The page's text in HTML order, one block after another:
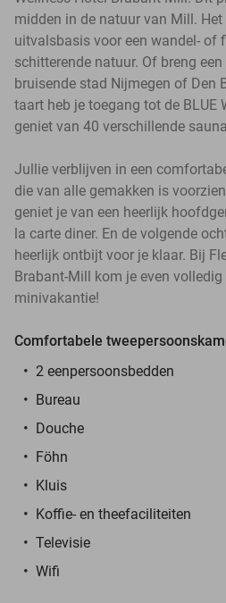
midden in de natuur van Mill.
uitvalsbasis voor een wandel- of
schitterende natuur. Of breng
bruisende stad Nijmegen of Den
taart heb je toegang tot de BLUE
geniet van 40 verschillende
Jullie verblijven in een
die van alle gemakken is
geniet je van een heerlijk
la carte diner. En de volgende
heerlijk ontbijt voor je klaar. Bij
Brabant-Mill kom je even
minivakantie!
Comfortabele
2 eenpersoonsbedden
Bureau
Douche
Föhn
Kluis
Koffie- en theefaciliteiten
Televisie
Wifi